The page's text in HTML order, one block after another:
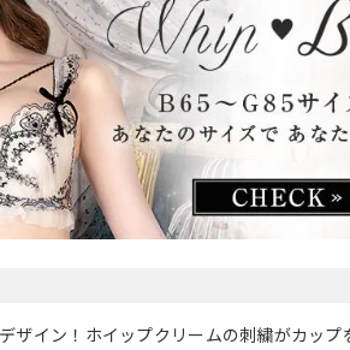
ザイン！ホイップクリームの刺繍がカップ